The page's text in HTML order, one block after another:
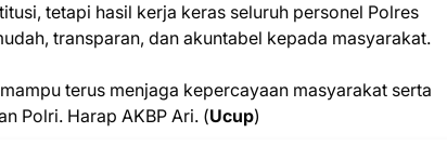
tetapi hasil kerja keras seluruh personel Polres
transparan, dan akuntabel kepada masyarakat.
terus menjaga kepercayaan masyarakat serta
Polri. Harap AKBP Ari. (Ucup)